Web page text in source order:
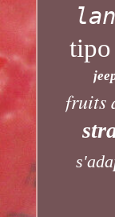
tipo
fruits